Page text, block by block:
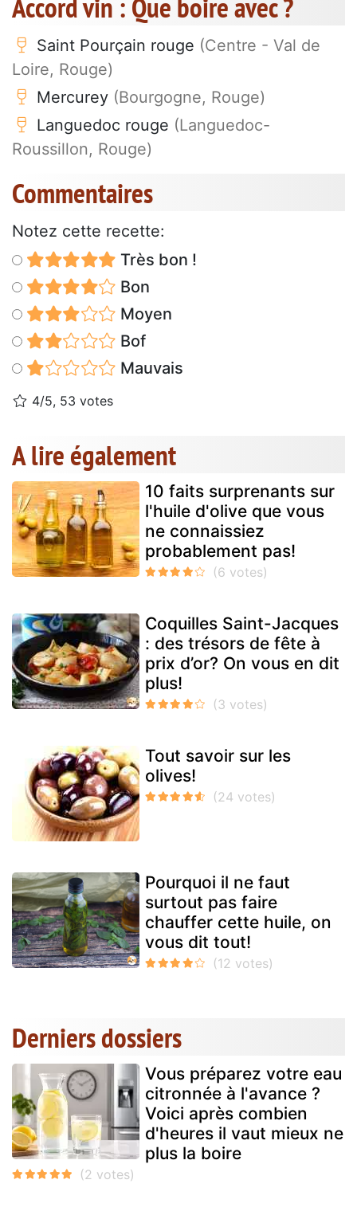
Accord vin : Que boire avec ?
Saint Pourçain rouge (Centre - Val de
Loire, Rouge)
Mercurey (Bourgogne, Rouge)
Languedoc rouge (Languedoc-
Roussillon, Rouge)
Commentaires
Notez cette recette:
Très bon !
Bon
Moyen
Bof
Mauvais
4/5, 53 votes
A lire également
10 faits surprenants sur
l'huile d'olive que vous
ne connaissiez
probablement pas!
Coquilles Saint-Jacques
: des trésors de fête à
prix d’or? On vous en dit
plus!
Tout savoir sur les
olives!
Pourquoi il ne faut
surtout pas faire
chauffer cette huile, on
vous dit tout!
Derniers dossiers
Vous préparez votre eau
citronnée à l'avance ?
Voici après combien
d'heures il vaut mieux ne
plus la boire